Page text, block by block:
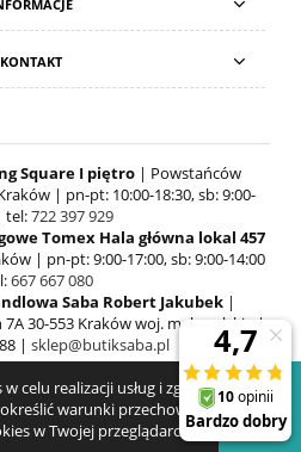
celu realizacji usług i zgodnie z
warunki przechowywania
w Twojej przeglądarce.
KONTAKT
Square I piętro| Powstańców
| pn-pt: 10:00-18:30, sb: 9:00-
tel:722 397 929
Tomex Hala główna lokal 457
| pn-pt: 9:00-17:00, sb: 9:00-14:00
667 667 080
Saba Robert Jakubek|
30-553 Kraków woj. małopolskie |
| sklep@butiksaba.pl
WERSJĘ STRONY
SHOPER.PL